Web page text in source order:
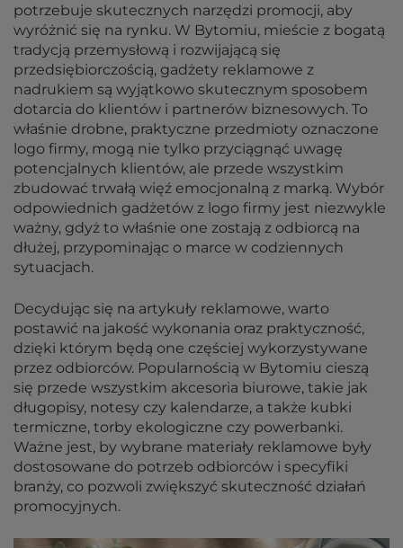
potrzebuje skutecznych narzędzi promocji, aby
wyróżnić się na rynku. W Bytomiu, mieście z bogatą
tradycją przemysłową i rozwijającą się
przedsiębiorczością, gadżety reklamowe z
nadrukiem są wyjątkowo skutecznym sposobem
dotarcia do klientów i partnerów biznesowych. To
właśnie drobne, praktyczne przedmioty oznaczone
logo firmy, mogą nie tylko przyciągnąć uwagę
potencjalnych klientów, ale przede wszystkim
zbudować trwałą więź emocjonalną z marką. Wybór
odpowiednich gadżetów z logo firmy jest niezwykle
ważny, gdyż to właśnie one zostają z odbiorcą na
dłużej, przypominając o marce w codziennych
sytuacjach.
Decydując się na artykuły reklamowe, warto
postawić na jakość wykonania oraz praktyczność,
dzięki którym będą one częściej wykorzystywane
przez odbiorców. Popularnością w Bytomiu cieszą
się przede wszystkim akcesoria biurowe, takie jak
długopisy, notesy czy kalendarze, a także kubki
termiczne, torby ekologiczne czy powerbanki.
Ważne jest, by wybrane materiały reklamowe były
dostosowane do potrzeb odbiorców i specyfiki
branży, co pozwoli zwiększyć skuteczność działań
promocyjnych.